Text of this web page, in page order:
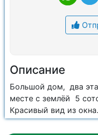
Описание
Большой дом, два
месте с землёй 5
Красивый вид из